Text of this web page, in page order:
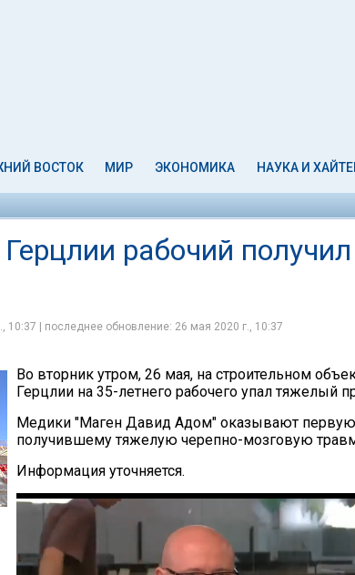
ВОСТОК МИР ЭКОНОМИКА НАУКА И
рабочий
10:37 | последнее обновление: 26 мая 2020 г., 10:37
Во вторник утром, 26 мая, на строительном
Герцлии на 35-летнего рабочего упал тяжелый
Медики "Маген Давид Адом" оказывают
получившему тяжелую черепно-мозговую
Информация уточняется.